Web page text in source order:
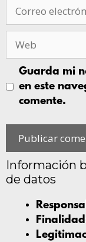
Guarda mi
en este
comente.
Información
de datos